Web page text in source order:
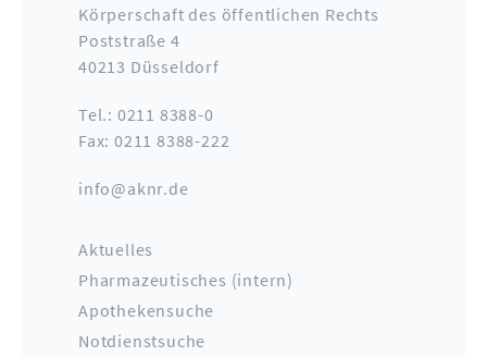
Körperschaft des öffentlichen Rechts
Poststraße 4
40213 Düsseldorf
Tel.: 0211 8388-0
Fax: 0211 8388-222
info@aknr.de
Aktuelles
Pharmazeutisches (intern)
Apothekensuche
Notdienstsuche